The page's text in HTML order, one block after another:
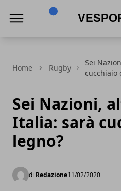
Home Rugby
Sei
cucchiaio
Sei Nazioni,
Italia: sarà
legno?
di Redazione11/02/2020